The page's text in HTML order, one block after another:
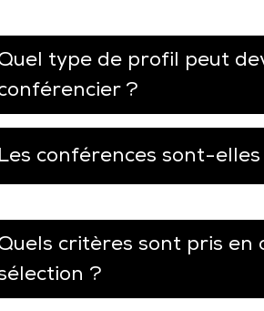
type de profil peut
?
Les conférences sont-
critères sont pris en
?